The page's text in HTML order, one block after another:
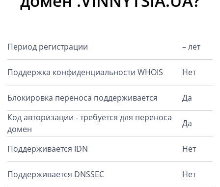
Период регистрации – лет
Поддержка конфиденциальности WHOIS Нет
Блокировка переноса поддерживается
Да
Код авторизации - требуется для переноса
домен
Да
Поддерживается IDN Нет
Поддерживается DNSSEC Нет